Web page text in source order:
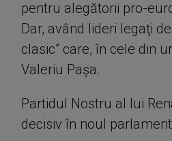
pentru alegătorii pro-
Dar, având lideri legaţi
clasic” care, în cele din
Valeriu Paşa.
Partidul Nostru al lui
decisiv în noul